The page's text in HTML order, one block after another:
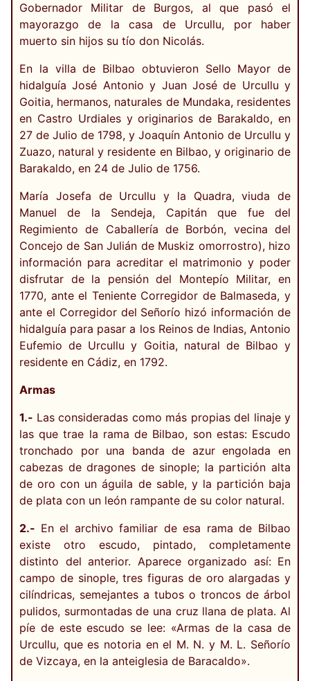
Gobernador Militar de Burgos, al que pasó el
mayorazgo de la casa de Urcullu, por haber
muerto sin hijos su tío don Nicolás.
En la villa de Bilbao obtuvieron Sello Mayor de
hidalguía José Antonio y Juan José de Urcullu y
Goitia, hermanos, naturales de Mundaka, residentes
en Castro Urdiales y originarios de Barakaldo, en
27 de Julio de 1798, y Joaquín Antonio de Urcullu y
Zuazo, natural y residente en Bilbao, y originario de
Barakaldo, en 24 de Julio de 1756.
María Josefa de Urcullu y la Quadra, viuda de
Manuel de la Sendeja, Capitán que fue del
Regimiento de Caballería de Borbón, vecina del
Concejo de San Julián de Muskiz omorrostro), hizo
información para acreditar el matrimonio y poder
disfrutar de la pensión del Montepío Militar, en
1770, ante el Teniente Corregidor de Balmaseda, y
ante el Corregidor del Señorío hizó información de
hidalguía para pasar a los Reinos de Indias, Antonio
Eufemio de Urcullu y Goitia, natural de Bilbao y
residente en Cádiz, en 1792.
Armas
1.- Las consideradas como más propias del linaje y
las que trae la rama de Bilbao, son estas: Escudo
tronchado por una banda de azur engolada en
cabezas de dragones de sinople; la partición alta
de oro con un águila de sable, y la partición baja
de plata con un león rampante de su color natural.
2.- En el archivo familiar de esa rama de Bilbao
existe otro escudo, pintado, completamente
distinto del anterior. Aparece organizado así: En
campo de sinople, tres figuras de oro alargadas y
cilíndricas, semejantes a tubos o troncos de árbol
pulidos, surmontadas de una cruz llana de plata. Al
píe de este escudo se lee: «Armas de la casa de
Urcullu, que es notoria en el M. N. y M. L. Señorío
de Vizcaya, en la anteiglesia de Baracaldo».